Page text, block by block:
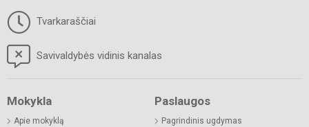
Tvarkaraščiai
Savivaldybės vidinis kanalas
Mokykla
Apie mokyklą
Paslaugos
Pagrindinis ugdymas